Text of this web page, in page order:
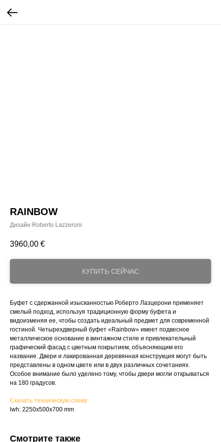
RAINBOW
Дизайн Roberto Lazzeroni
3960,00 €
КУПИТЬ СЕЙЧАС
Буфет с сдержанной изысканностью Роберто Лазцерони применяет
смелый подход, используя традиционную форму буфета и
видоизменяя ее, чтобы создать идеальный предмет для современной
гостиной. Четырехдверный буфет «Rainbow» имеет подвесное
металлическое основание в винтажном стиле и привлекательный
графический фасад с цветным покрытием, объясняющим его
название. Двери и лакированная деревянная конструкция могут быть
представлены в одном цвете или в двух различных сочетаниях.
Особое внимание было уделено тому, чтобы двери могли открываться
на 180 градусов.
Скачать техническую схему
lwh: 2250x500x700 mm
Смотрите также